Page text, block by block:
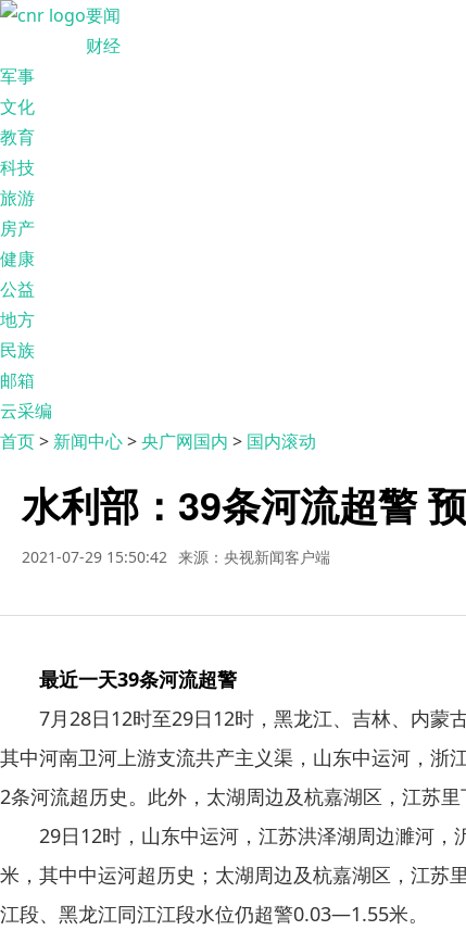
要闻
财经
军事
文化
教育
科技
旅游
房产
健康
公益
地方
民族
邮箱
云采编
首页> 新闻中心>央广网国内 > 国内滚动
水利部：39条河流超警
2021-07-29 15:50:42 来源：央视新闻客户端
最近一天39条河流超警
7月28日12时至29日12时，黑龙江、吉林、内蒙
其中河南卫河上游支流共产主义渠，山东中运河，
2条河流超历史。此外，太湖周边及杭嘉湖区，江苏
29日12时，山东中运河，江苏洪泽湖周边濉河，
米，其中中运河超历史；太湖周边及杭嘉湖区，江苏
江段、黑龙江同江江段水位仍超警0.03—1.55米。